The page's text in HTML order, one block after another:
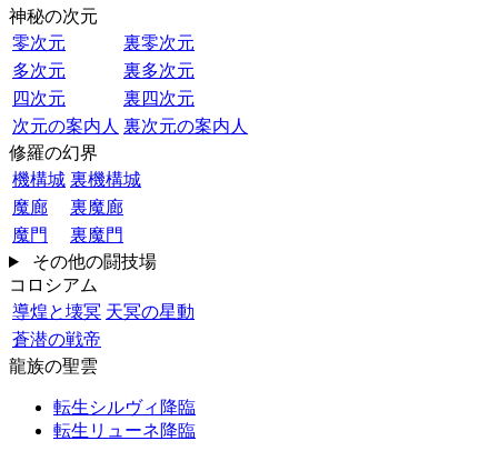
神秘の次元
零次元
裏零次元
多次元
裏多次元
四次元
裏四次元
次元の案内人 裏次元の案内人
修羅の幻界
機構城 裏機構城
魔廊
裏魔廊
魔門
裏魔門
その他の闘技場
コロシアム
導煌と壊冥 天冥の星動
蒼潜の戦帝
龍族の聖雲
転生シルヴィ降臨
転生リューネ降臨